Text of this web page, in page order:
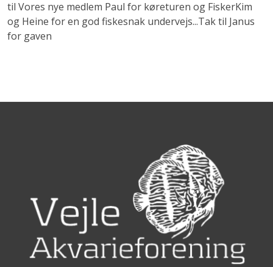
til Vores nye medlem Paul for køreturen og FiskerKim
og Heine for en god fiskesnak undervejs...Tak til Janus
for gaven